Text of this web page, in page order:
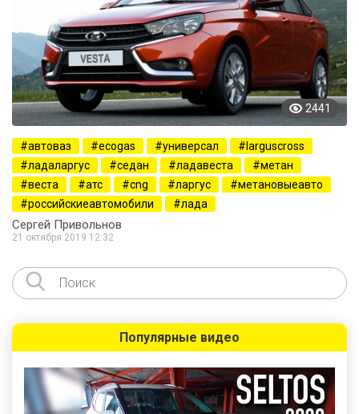
2441
автоваз ecogas универсал
larguscross
ладаларгус
седан ладавеста
метан
веста
атс cng ларгус
метановыеавто
российскиеавтомобили
лада
Сергей Привольнов
21 октября 2019 12:32
Популярные видео